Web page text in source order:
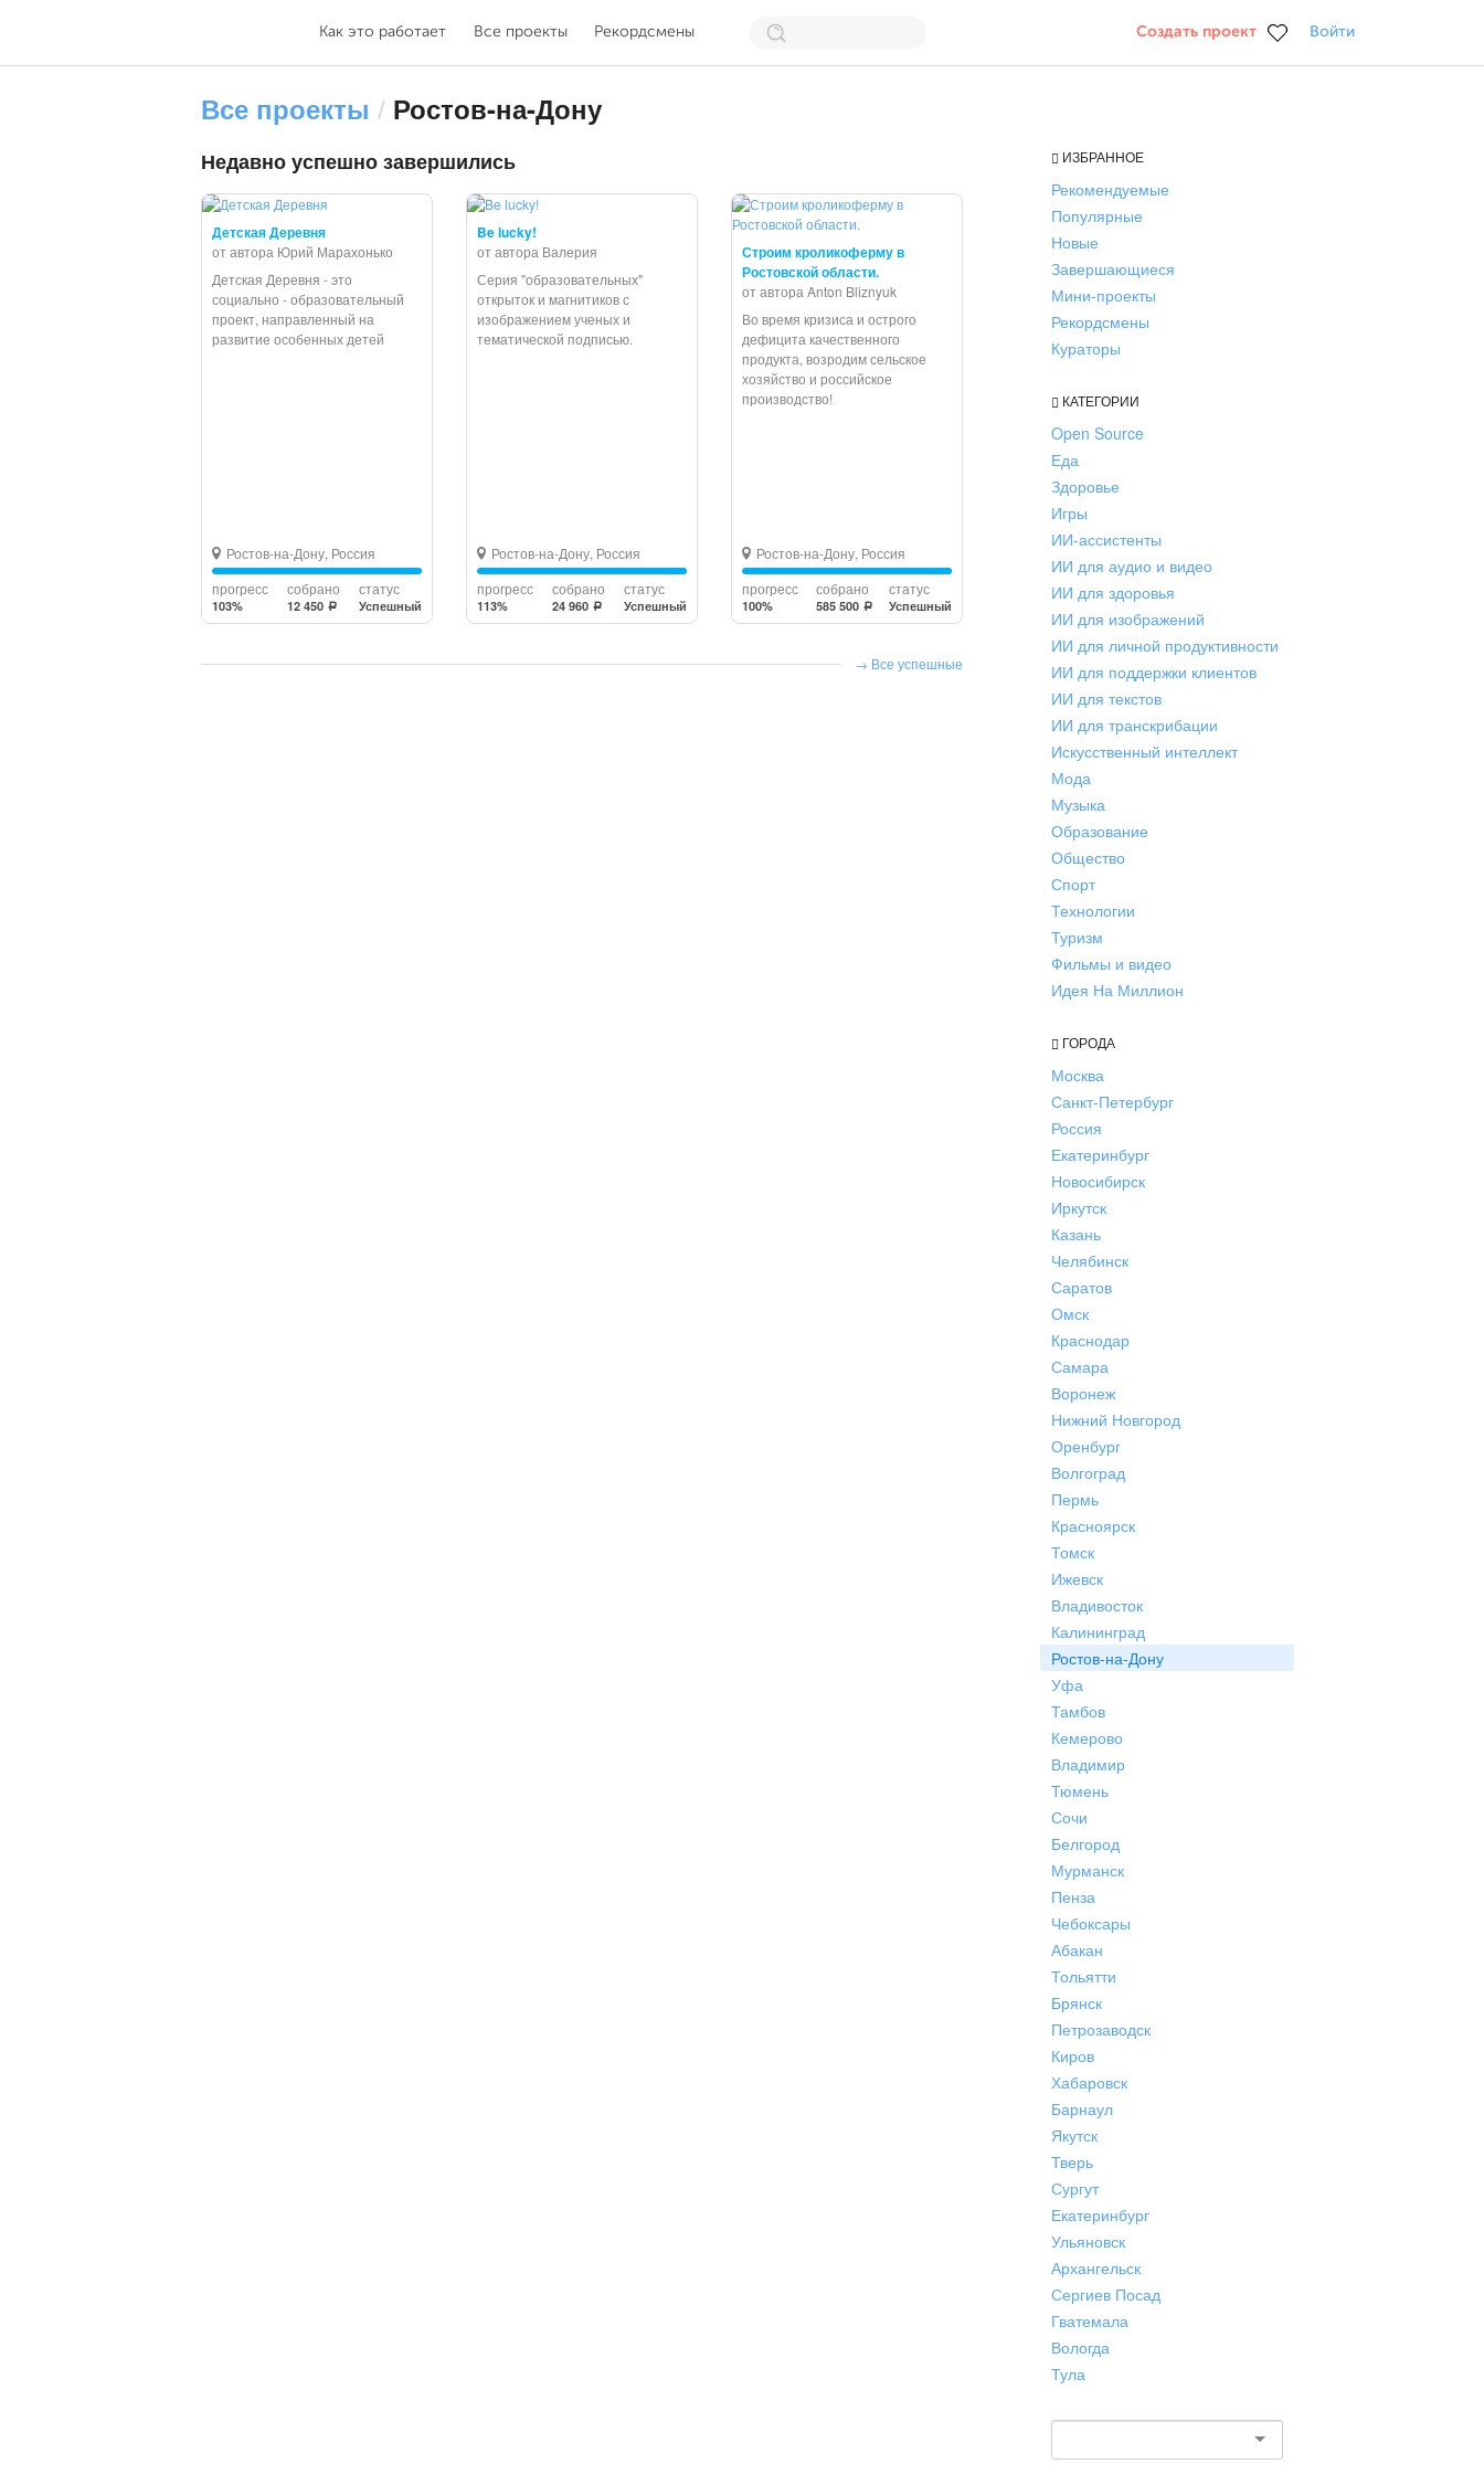
Как это работает Все проекты Рекордсмены Создать проект Войти
Все проекты / Ростов-на-Дону
Недавно успешно завершились
Детская Деревня
от автора Юрий Марахонько
Детская Деревня - это
социально - образовательный
проект, направленный на
развитие особенных детей
Ростов-на-Дону, Россия
прогресс
103%
собрано
12 450 a
статус
Успешный
Be lucky!
от автора Валерия
Серия "образовательных"
открыток и магнитиков с
изображением ученых и
тематической подписью.
Ростов-на-Дону, Россия
прогресс
113%
собрано
24 960 a
статус
Успешный
Строим кроликоферму в
Ростовской области.
от автора Anton Bliznyuk
Во время кризиса и острого
дефицита качественного
продукта, возродим сельское
хозяйство и российское
производство!
Ростов-на-Дону, Россия
прогресс
100%
собрано
585 500 a
статус
Успешный
Все успешные
ИЗБРАННОЕ
Рекомендуемые
Популярные
Новые
Завершающиеся
Мини-проекты
Рекордсмены
Кураторы
КАТЕГОРИИ
Open Source
Еда
Здоровье
Игры
ИИ-ассистенты
ИИ для аудио и видео
ИИ для здоровья
ИИ для изображений
ИИ для личной продуктивности
ИИ для поддержки клиентов
ИИ для текстов
ИИ для транскрибации
Искусственный интеллект
Мода
Музыка
Образование
Общество
Спорт
Технологии
Туризм
Фильмы и видео
Идея На Миллион
ГОРОДА
Москва
Санкт-Петербург
Россия
Екатеринбург
Новосибирск
Иркутск
Казань
Челябинск
Саратов
Омск
Краснодар
Самара
Воронеж
Нижний Новгород
Оренбург
Волгоград
Пермь
Красноярск
Томск
Ижевск
Владивосток
Калининград
Ростов-на-Дону
Уфа
Тамбов
Кемерово
Владимир
Тюмень
Сочи
Белгород
Мурманск
Пенза
Чебоксары
Абакан
Тольятти
Брянск
Петрозаводск
Киров
Хабаровск
Барнаул
Якутск
Тверь
Сургут
Екатеринбург
Ульяновск
Архангельск
Сергиев Посад
Гватемала
Вологда
Тула